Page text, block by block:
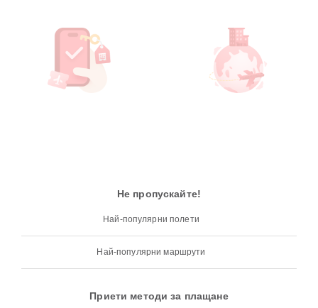
Не пропускайте!
Най-популярни полети
Най-популярни маршрути
Приети методи за плащане